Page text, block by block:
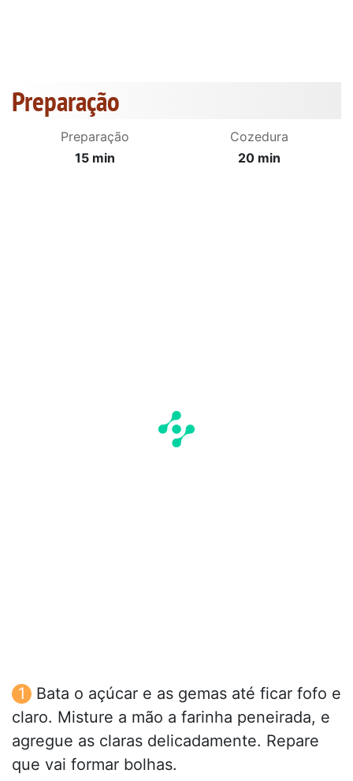
Preparação
Preparação
15 min
Cozedura
20 min
Bata o açúcar e as gemas até ficar fofo e
claro. Misture a mão a farinha peneirada, e
agregue as claras delicadamente. Repare
que vai formar bolhas.